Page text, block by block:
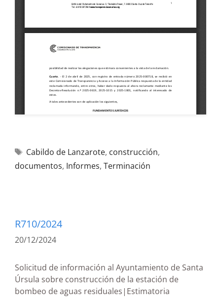
Cabildo de Lanzarote, construcción,
documentos, Informes, Terminación
R710/2024
20/12/2024
Solicitud de información al Ayuntamiento de Santa
Úrsula sobre construcción de la estación de
bombeo de aguas residuales|Estimatoria